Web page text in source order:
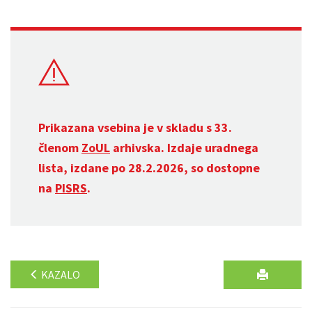
Prikazana vsebina je v skladu s 33.
členom ZoUL arhivska. Izdaje uradnega
lista, izdane po 28.2.2026, so dostopne
na PISRS.
KAZALO